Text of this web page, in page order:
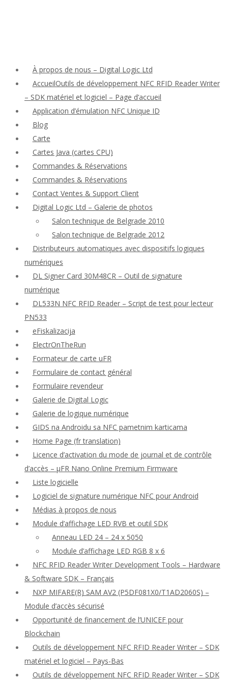
À propos de nous – Digital Logic Ltd
AccueilOutils de développement NFC RFID Reader Writer
– SDK matériel et logiciel – Page d’accueil
Application d’émulation NFC Unique ID
Blog
Carte
Cartes Java (cartes CPU)
Commandes & Réservations
Commandes & Réservations
Contact Ventes & Support Client
Digital Logic Ltd – Galerie de photos
Salon technique de Belgrade 2010
Salon technique de Belgrade 2012
Distributeurs automatiques avec dispositifs logiques
numériques
DL Signer Card 30M48CR – Outil de signature
numérique
DL533N NFC RFID Reader – Script de test pour lecteur
PN533
eFiskalizacija
ElectrOnTheRun
Formateur de carte uFR
Formulaire de contact général
Formulaire revendeur
Galerie de Digital Logic
Galerie de logique numérique
GIDS na Androidu sa NFC pametnim karticama
Home Page (fr translation)
Licence d’activation du mode de journal et de contrôle
d’accès – μFR Nano Online Premium Firmware
Liste logicielle
Logiciel de signature numérique NFC pour Android
Médias à propos de nous
Module d’affichage LED RVB et outil SDK
Anneau LED 24 – 24 x 5050
Module d’affichage LED RGB 8 x 6
NFC RFID Reader Writer Development Tools – Hardware
& Software SDK – Français
NXP MIFARE(R) SAM AV2 (P5DF081X0/T1AD2060S) –
Module d’accès sécurisé
Opportunité de financement de l’UNICEF pour
Blockchain
Outils de développement NFC RFID Reader Writer – SDK
matériel et logiciel – Pays-Bas
Outils de développement NFC RFID Reader Writer – SDK